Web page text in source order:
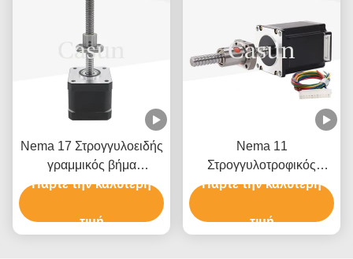
Nema 17 Στρογγυλοειδής
γραμμικός βήμα
κινητήρας 450mN.M
για CNC
Πάρτε την καλύτερη
τιμή
Nema 11
Στρογγυλοτροφικός
κινητήρας 320mN.M
γραμμικός κινητήρας για
Πάρτε την καλύτερη
τιμή